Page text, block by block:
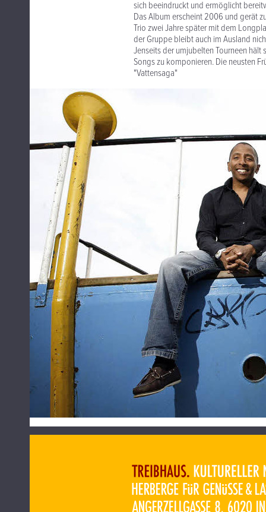
sich beeindruckt und ermöglicht
Das Album erscheint 2006 und gerät
Trio zwei Jahre später mit dem
der Gruppe bleibt auch im Ausland
Jenseits der umjubelten Tourneen
Songs zu komponieren. Die neusten
"Vattensaga"